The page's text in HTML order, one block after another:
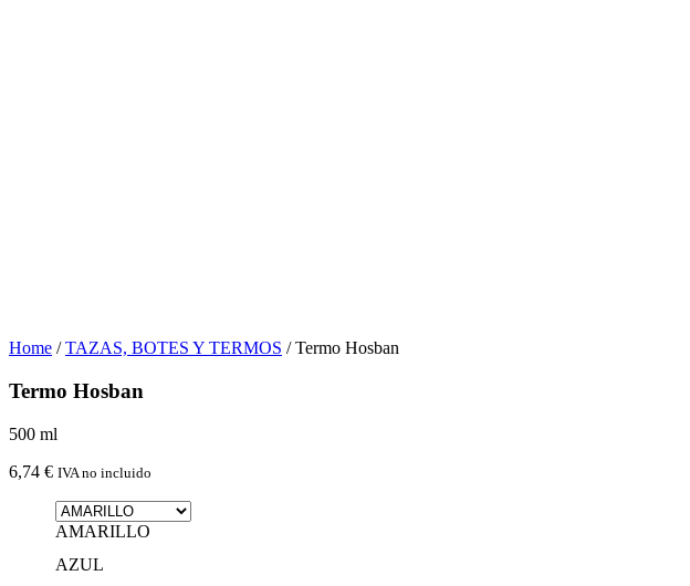
Home /TAZAS, BOTES Y TERMOS / Termo Hosban
Termo Hosban
500 ml
6,74 € IVA no incluido
AMARILLO
AZUL